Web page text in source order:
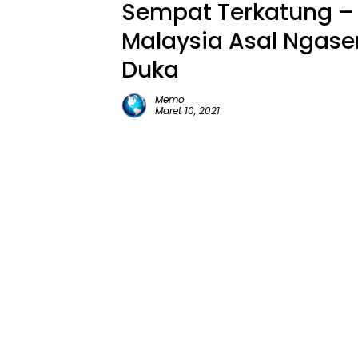
Sempat Terkatung
Malaysia Asal
Duka
Memo
Maret 10, 2021